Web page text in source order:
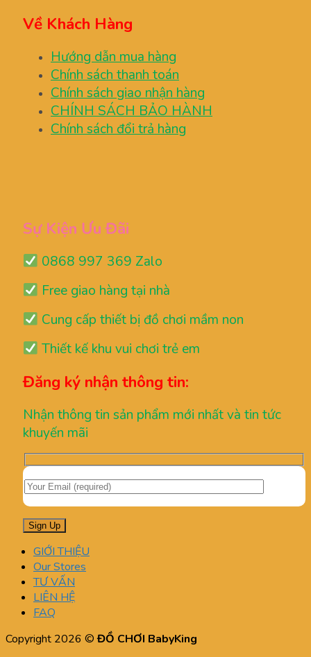
Về Khách Hàng
Hướng dẫn mua hàng
Chính sách thanh toán
Chính sách giao nhận hàng
CHÍNH SÁCH BẢO HÀNH
Chính sách đổi trả hàng
Sự Kiện Ưu Đãi
0868 997 369 Zalo
Free giao hàng tại nhà
Cung cấp thiết bị đồ chơi mầm non
Thiết kế khu vui chơi trẻ em
Đăng ký nhận thông tin:
Nhận thông tin sản phẩm mới nhất và tin tức
khuyến mãi
GIỚI THIỆU
Our Stores
TƯ VẤN
LIÊN HỆ
FAQ
Copyright 2026 ©ĐỒ CHƠI BabyKing